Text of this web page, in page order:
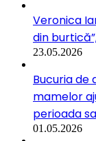
Veronica
din
23.05.2026
Bucuria de
mamelor
perioada
01.05.2026